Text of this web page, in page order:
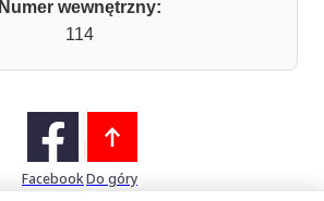
Numer wewnętrzny:
114
FacebookDo góry